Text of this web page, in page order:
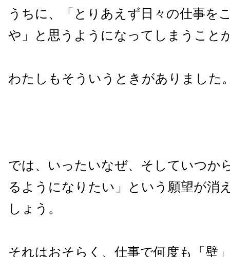
うちに、「とりあえず日々の仕事を
や」と思うようになってしまうこと
わたしもそういうときがありました
では、いったいなぜ、そしていつか
るようになりたい」という願望が消
しょう。
それはおそらく、仕事で何度も「壁